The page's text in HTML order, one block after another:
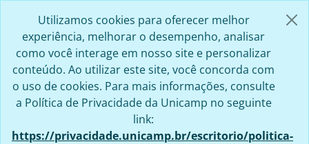
Utilizamos cookies para oferecer melhor
experiência, melhorar o desempenho, analisar
como você interage em nosso site e personalizar
conteúdo. Ao utilizar este site, você concorda com
o uso de cookies. Para mais informações, consulte
a Política de Privacidade da Unicamp no seguinte
link:
https://privacidade.unicamp.br/escritorio/politica-